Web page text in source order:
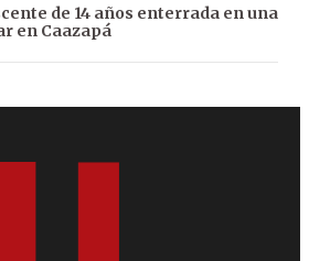
de 14 años enterrada en una
en Caazapá